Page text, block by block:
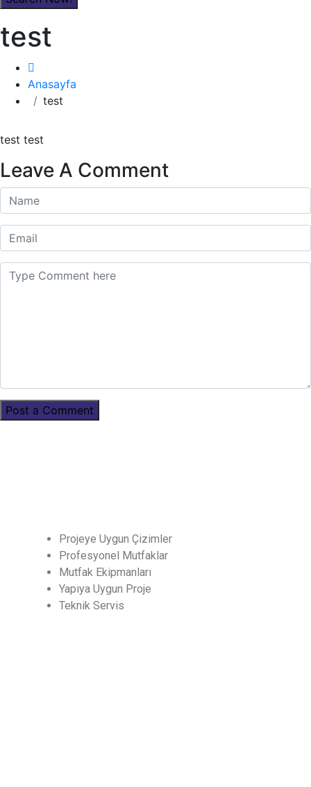
test
Anasayfa
test
test test
Leave A Comment
Post a Comment
Projeye Uygun Çizimler
Profesyonel Mutfaklar
Mutfak Ekipmanları
Yapıya Uygun Proje
Teknik Servis